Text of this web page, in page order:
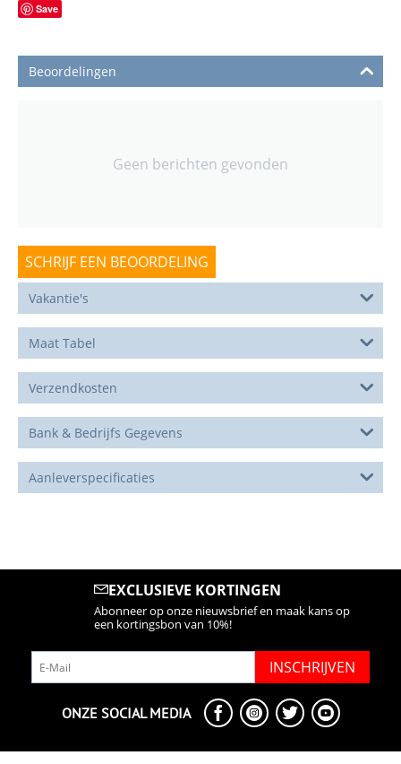
Save
Beoordelingen
Geen berichten gevonden
SCHRIJF EEN BEOORDELING
Vakantie's
Maat Tabel
Verzendkosten
Bank & Bedrijfs Gegevens
Aanleverspecificaties
EXCLUSIEVE KORTINGEN
Abonneer op onze nieuwsbrief en maak kans op
een kortingsbon van 10%!
INSCHRIJVEN
ONZE SOCIAL MEDIA